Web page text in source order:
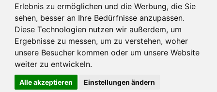
Erlebnis zu ermöglichen und die Werbung, die Sie
sehen, besser an Ihre Bedürfnisse anzupassen.
Diese Technologien nutzen wir außerdem, um
Ergebnisse zu messen, um zu verstehen, woher
unsere Besucher kommen oder um unsere Website
weiter zu entwickeln.
Alle akzeptieren Einstellungen ändern
Impressum und mehr